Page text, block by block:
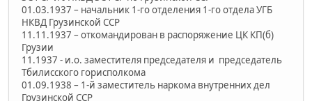
01.03.1937 – начальник 1-го отделения 1-го отдела УГБ
НКВД Грузинской ССР
11.11.1937 – откомандирован в распоряжение ЦК КП(б)
Грузии
11.1937 - и.о. заместителя председателя и председатель
Тбилисского горисполкома
01.09.1938 – 1-й заместитель наркома внутренних дел
Грузинской ССР